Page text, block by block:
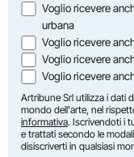
Voglio ricevere
urbana
Voglio ricevere
Voglio ricevere
Voglio ricevere
Artribune Srl utilizza i dati
mondo dell'arte, nel
informativa. Iscrivendoti i
e trattati secondo le
disiscriverti in qualsiasi